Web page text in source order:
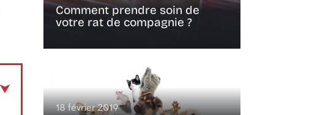
Comment prendre soin de
votre rat de compagnie ?
18 février 2019